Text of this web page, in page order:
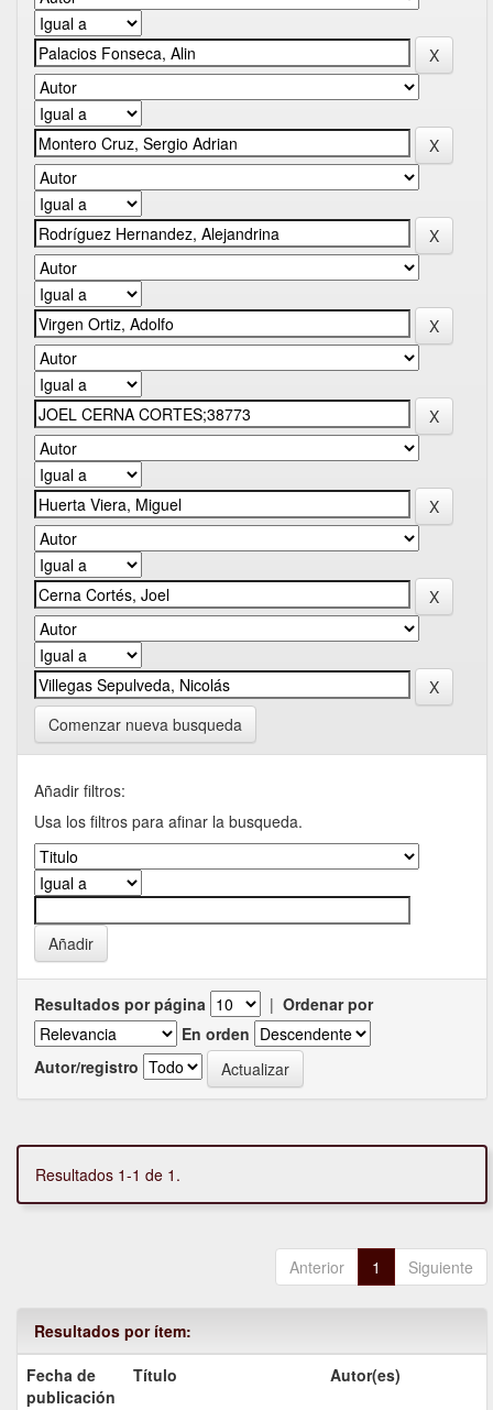
Comenzar nueva busqueda
Añadir filtros:
Usa los filtros para afinar la busqueda.
Resultados por página | Ordenar por
En orden
Autor/registro
Resultados 1-1 de 1.
Anterior 1 Siguiente
Resultados por ítem:
Fecha de
publicación
Título Autor(es)